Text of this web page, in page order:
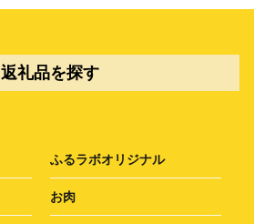
返礼品を探す
ふるラボオリジナル
お肉